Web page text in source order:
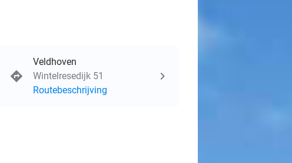
Veldhoven
Wintelresedijk 51
Routebeschrijving